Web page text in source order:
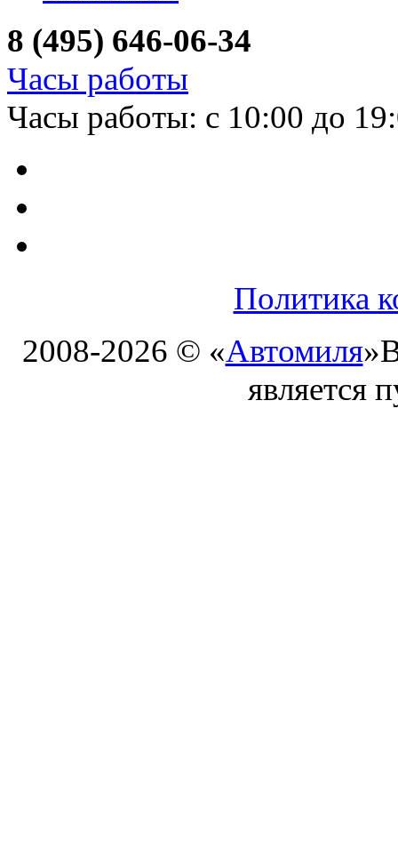
8 (495) 646-06-34
Часы работы
Часы работы: с 10:00 до
Политика
2008-2026 © «Автомиля»
является